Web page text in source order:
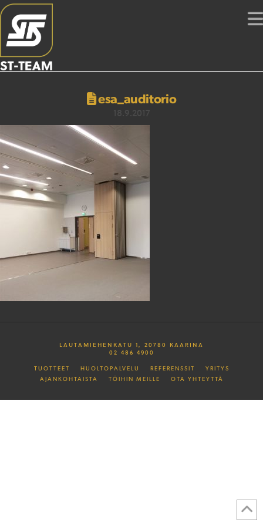
esa_auditorio
LAUTAMIEHENKATU 1, 20780 KAARINA
02 486 4900
TUOTTEET HUOLTOPALVELU REFERENSSIT
YRITYS
AJANKOHTAISTA
TÖIHIN MEILLE OTA YHTEYTTÄ